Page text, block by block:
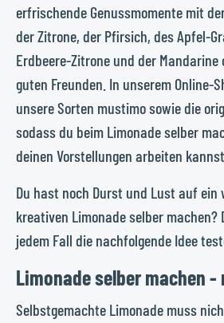
erfrischende Genussmomente mit
der Zitrone, der Pfirsich, des Apfel-
Erdbeere-Zitrone und der Mandarine
guten Freunden. In unserem Online-
unsere Sorten mustimo sowie die
sodass du beim Limonade selber
deinen Vorstellungen arbeiten kannst.
Du hast noch Durst und Lust auf ein
kreativen Limonade selber machen?
jedem Fall die nachfolgende Idee
Limonade selber machen -
Selbstgemachte Limonade muss